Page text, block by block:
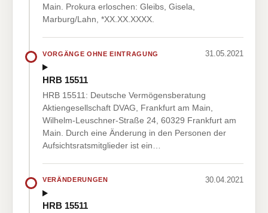
Main. Prokura erloschen: Gleibs, Gisela,
Marburg/Lahn, *XX.XX.XXXX.
VORGÄNGE OHNE EINTRAGUNG 31.05.2021
HRB 15511
HRB 15511: Deutsche Vermögensberatung
Aktiengesellschaft DVAG, Frankfurt am Main,
Wilhelm-Leuschner-Straße 24, 60329 Frankfurt am
Main. Durch eine Änderung in den Personen der
Aufsichtsratsmitglieder ist ein…
VERÄNDERUNGEN 30.04.2021
HRB 15511